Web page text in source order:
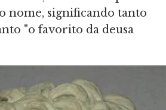
nome, significando tanto
"o favorito da deusa